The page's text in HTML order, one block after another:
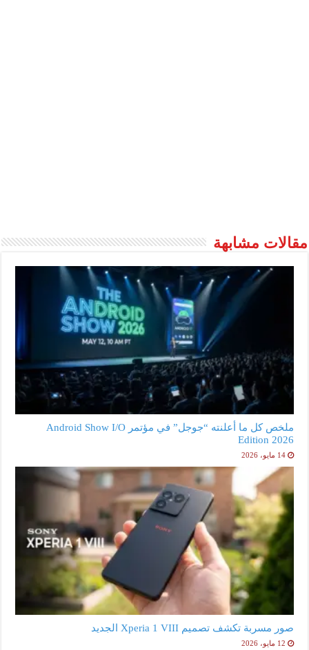
مقالات مشابهة
ملخص كل ما أعلنته “جوجل” في مؤتمر Android Show I/O
Edition 2026
14 مايو، 2026
صور مسربة تكشف تصميم Xperia 1 VIII الجديد
12 مايو، 2026